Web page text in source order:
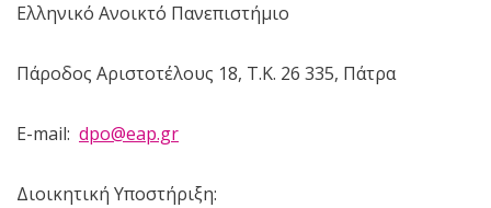
Ελληνικό Ανοικτό Πανεπιστήμιο
Πάροδος Αριστοτέλους 18, Τ.Κ. 26 335, Πάτρα
E-mail: dpo@eap.gr
Διοικητική Υποστήριξη: